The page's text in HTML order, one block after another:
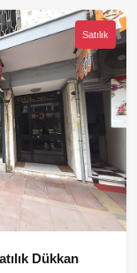
Satılık
Dükkan